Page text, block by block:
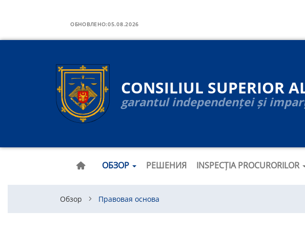
ОБНОВЛЕНО:05.08.2026
CONSILIUL SUPERIOR
garantul independenței și
Navigare
principală
ОБЗОР РЕШЕНИЯ INSPECȚIA PROCURORILOR
Обзор Правовая основа